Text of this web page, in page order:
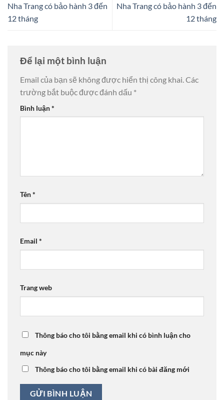
Nha Trang có bảo hành 3 đến
12 tháng
Nha Trang có bảo hành 3 đến
12 tháng
Để lại một bình luận
Email của bạn sẽ không được hiển thị công khai. Các
trường bắt buộc được đánh dấu *
Bình luận*
Tên*
Email *
Trang web
Thông báo cho tôi bằng email khi có bình luận cho
mục này
Thông báo cho tôi bằng email khi có bài đăng mới